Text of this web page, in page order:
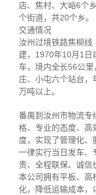
店、焦村、大峪6个
个街道，共20个乡。
交通情况
汝州过境铁路焦柳
建，1970年10月1日
车，境内全长56公
庄、小屯六个站台
万吨以上。
番禺到汝州市物流专
格、专业的态度、高
度，实现了管理化
一律实行当日发车、
责、全程联保、诚信
本公司拥有平板、高
化，降低运输成本，